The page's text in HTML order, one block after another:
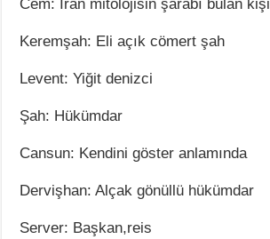
Cem: İran mitolojisin şarabı bulan kişi
Keremşah: Eli açık cömert şah
Levent: Yiğit denizci
Şah: Hükümdar
Cansun: Kendini göster anlamında
Dervişhan: Alçak gönüllü hükümdar
Server: Başkan,reis